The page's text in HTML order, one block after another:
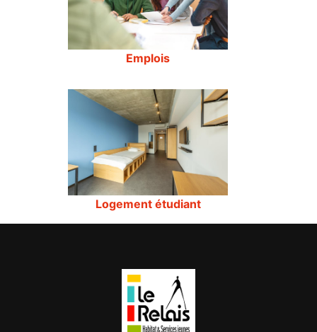
Emplois
Logement étudiant